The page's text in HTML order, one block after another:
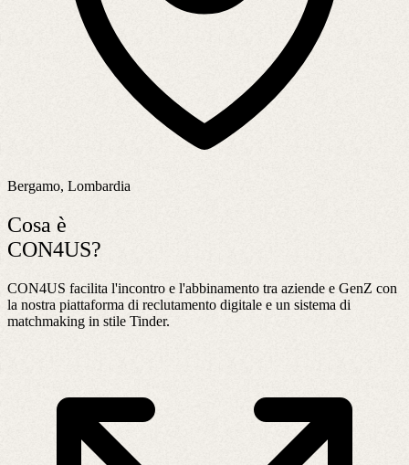
Bergamo, Lombardia
Cosa è
CON4US?
CON4US facilita l'incontro e l'abbinamento tra aziende e GenZ con
la nostra piattaforma di reclutamento digitale e un sistema di
matchmaking in stile Tinder.